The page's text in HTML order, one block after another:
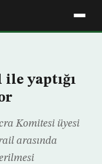
ile yaptığı
Komitesi üyesi
arasında